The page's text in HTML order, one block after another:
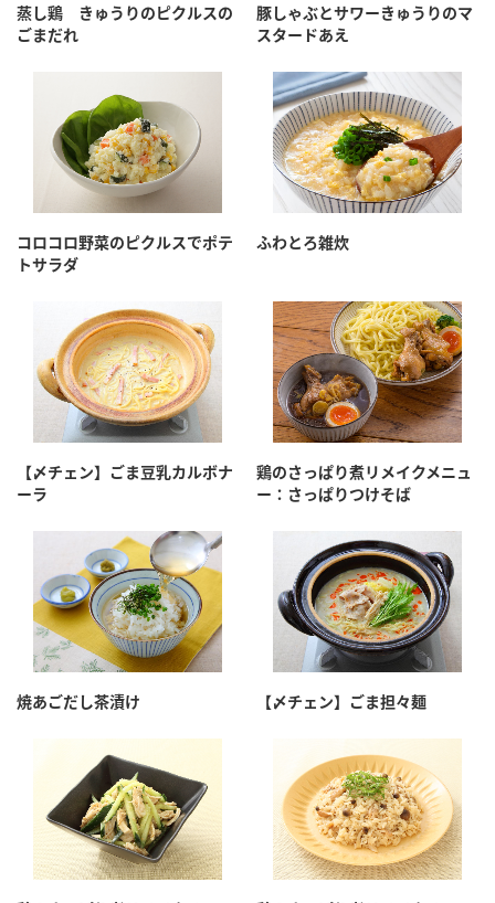
蒸し鶏 きゅうりのピクルスの
ごまだれ
豚しゃぶとサワーきゅうりのマ
スタードあえ
コロコロ野菜のピクルスでポテ
トサラダ
ふわとろ雑炊
【〆チェン】ごま豆乳カルボナ
ーラ
鶏のさっぱり煮リメイクメニュ
ー：さっぱりつけそば
焼あごだし茶漬け 【〆チェン】ごま担々麺